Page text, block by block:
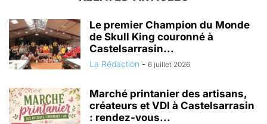
Le premier Champion du Monde
de Skull King couronné à
Castelsarrasin...
La Rédaction - 6 juillet 2026
Marché printanier des artisans,
créateurs et VDI à Castelsarrasin
: rendez-vous...